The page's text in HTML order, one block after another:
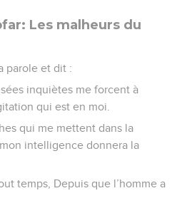
Les malheurs du
parole et dit :
inquiètes me forcent à
qui est en moi.
qui me mettent dans la
intelligence donnera la
temps, Depuis que l’homme a